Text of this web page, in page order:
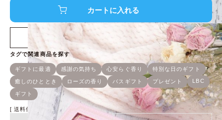
店舗在庫を確認する
送料個別